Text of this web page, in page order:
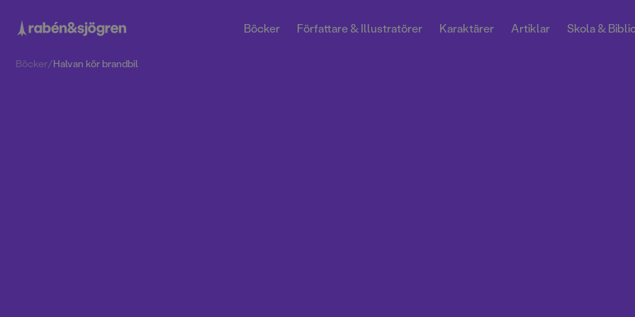
Böcker Författare & Illustratörer Karaktärer Artiklar Skola &
Böcker/Halvan kör brandbil